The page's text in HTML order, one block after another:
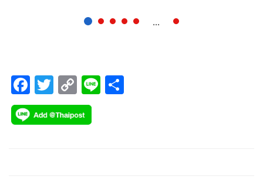
...
F
ac
e
T
wi
tt
C
o
p
Li